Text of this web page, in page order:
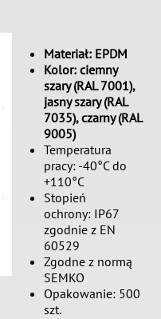
Materiał: EPDM
Kolor: ciemny
szary (RAL 7001),
jasny szary (RAL
7035), czarny (RAL
9005)
Temperatura
pracy: -40°C do
+110°C
Stopień
ochrony: IP67
zgodnie z EN
60529
Zgodne z normą
SEMKO
Opakowanie: 500
szt.